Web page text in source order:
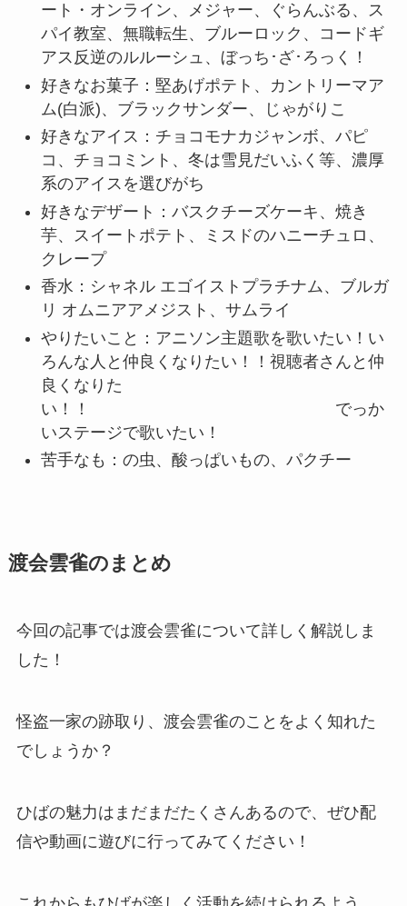
ート・オンライン、メジャー、ぐらんぶる、ス
パイ教室、無職転生、ブルーロック、コードギ
アス反逆のルルーシュ、ぼっち･ざ･ろっく！
好きなお菓子：堅あげポテト、カントリーマア
ム(白派)、ブラックサンダー、じゃがりこ
好きなアイス：チョコモナカジャンボ、パピ
コ、チョコミント、冬は雪見だいふく等、濃厚
系のアイスを選びがち
好きなデザート：バスクチーズケーキ、焼き
芋、スイートポテト、ミスドのハニーチュロ、
クレープ
香水：シャネル エゴイストプラチナム、ブルガ
リ オムニアアメジスト、サムライ
やりたいこと：アニソン主題歌を歌いたい！い
ろんな人と仲良くなりたい！！視聴者さんと仲
良くなりた
い！！ でっか
いステージで歌いたい！
苦手なも：の虫、酸っぱいもの、パクチー
渡会雲雀のまとめ
今回の記事では渡会雲雀について詳しく解説しま
した！
怪盗一家の跡取り、渡会雲雀のことをよく知れた
でしょうか？
ひばの魅力はまだまだたくさんあるので、ぜひ配
信や動画に遊びに行ってみてください！